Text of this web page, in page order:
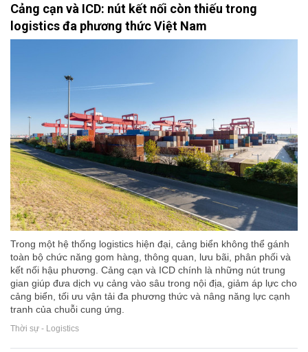
Cảng cạn và ICD: nút kết nối còn thiếu trong
logistics đa phương thức Việt Nam
Trong một hệ thống logistics hiện đại, cảng biển không thể gánh
toàn bộ chức năng gom hàng, thông quan, lưu bãi, phân phối và
kết nối hậu phương. Cảng cạn và ICD chính là những nút trung
gian giúp đưa dịch vụ cảng vào sâu trong nội địa, giảm áp lực cho
cảng biển, tối ưu vận tải đa phương thức và nâng năng lực cạnh
tranh của chuỗi cung ứng.
Thời sự - Logistics